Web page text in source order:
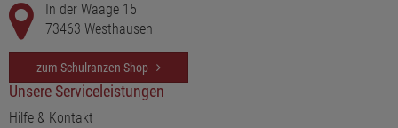
In der Waage 15
73463 Westhausen
zum Schulranzen-Shop
Unsere Serviceleistungen
Hilfe & Kontakt